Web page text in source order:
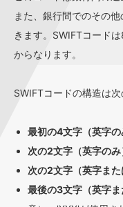
また、銀行間でのその
きます。SWIFTコード
からなります。
SWIFTコードの構造は次
最初の4文字（英字の
次の2文字（英字のみ
次の2文字（英字また
最後の3文字（英字ま